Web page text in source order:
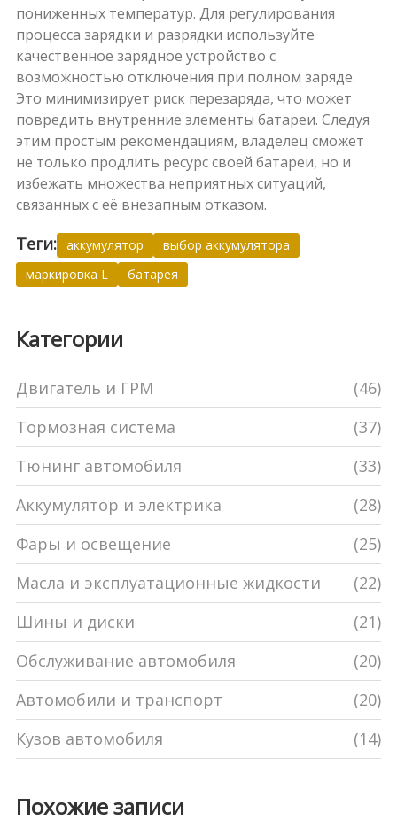
пониженных температур. Для регулирования
процесса зарядки и разрядки используйте
качественное зарядное устройство с
возможностью отключения при полном заряде.
Это минимизирует риск перезаряда, что может
повредить внутренние элементы батареи. Следуя
этим простым рекомендациям, владелец сможет
не только продлить ресурс своей батареи, но и
избежать множества неприятных ситуаций,
связанных с её внезапным отказом.
Теги: аккумулятор
выбор аккумулятора
маркировка L
батарея
Категории
Двигатель и ГРМ
(46)
Тормозная система
(37)
Тюнинг автомобиля
(33)
Аккумулятор и электрика
(28)
Фары и освещение
(25)
Масла и эксплуатационные жидкости
(22)
Шины и диски
(21)
Обслуживание автомобиля
(20)
Автомобили и транспорт
(20)
Кузов автомобиля
(14)
Похожие записи